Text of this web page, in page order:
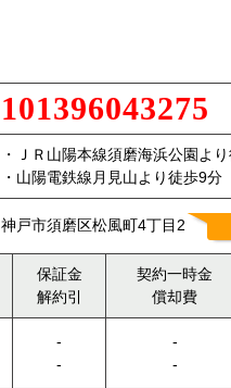
101396043275
・ＪＲ山陽本線須磨海浜公園よ
・山陽電鉄線月見山より徒歩9分
神戸市須磨区松風町4丁目2
保証金
解約引
契約一時金
償却費
-
-
-
-